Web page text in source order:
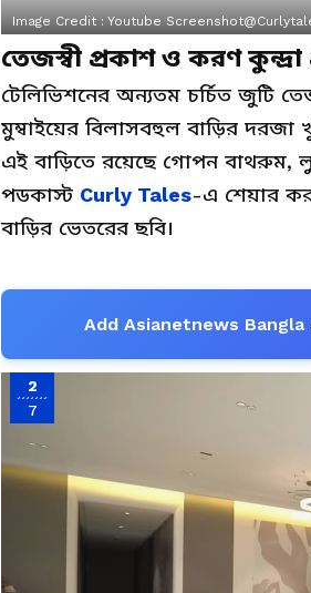
Image Credit : Youtube
তেজস্বী প্রকাশ ও করণ
টেলিভিশনের অন্যতম চর্চিত জুটি
মুম্বাইয়ের বিলাসবহুল বাড়ির দরজা
এই বাড়িতে রয়েছে গোপন
পডকাস্ট Curly Tales-এ শেয়ার
বাড়ির ভেতরের ছবি।
Add Asianetnews
2
7